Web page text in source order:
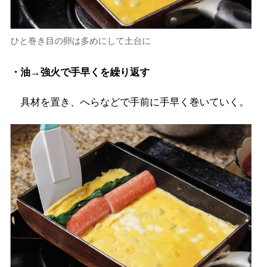
ひと巻き目の卵は多めにして土台に
・油→強火で手早くを繰り返す
具材を置き、へらなどで手前に手早く巻いていく。